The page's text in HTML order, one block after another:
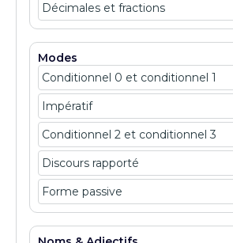
Décimales et fractions
Modes
Conditionnel 0 et conditionnel 1
Impératif
Conditionnel 2 et conditionnel 3
Discours rapporté
Forme passive